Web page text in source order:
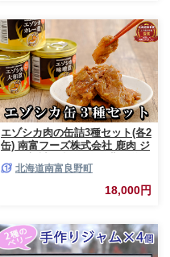
エゾシカ肉の缶詰3種セット(各2
缶) 南富フーズ株式会社 鹿肉 ジ
南富良野町 エゾシカ 缶詰 セッ
ト 詰合せ 肉の加工品 おかず お
北海道南富良野町
18,000円